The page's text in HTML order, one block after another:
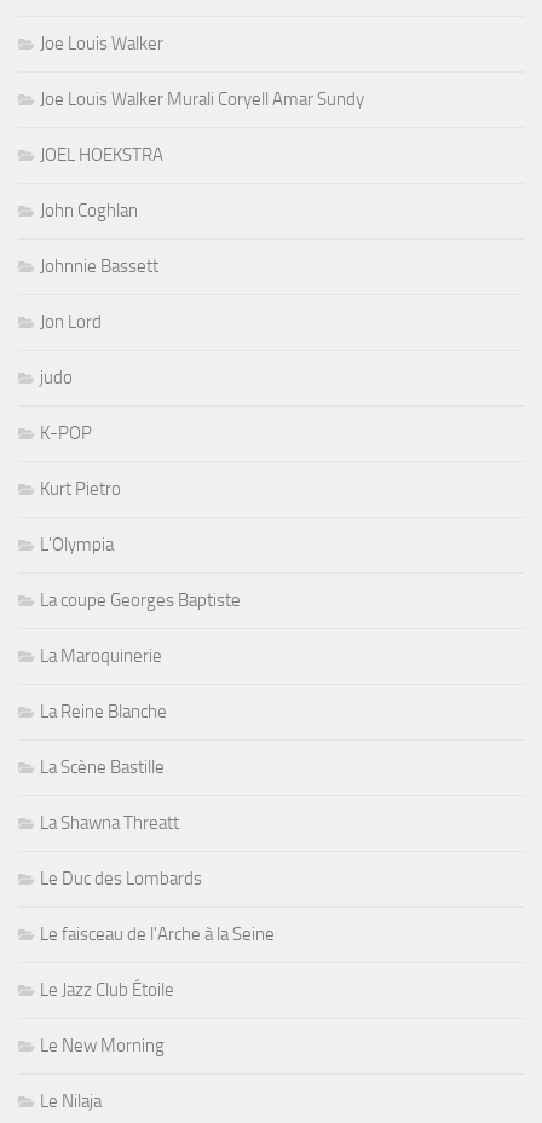
Joe Louis Walker
Joe Louis Walker Murali Coryell Amar Sundy
JOEL HOEKSTRA
John Coghlan
Johnnie Bassett
Jon Lord
judo
K-POP
Kurt Pietro
L'Olympia
La coupe Georges Baptiste
La Maroquinerie
La Reine Blanche
La Scène Bastille
La Shawna Threatt
Le Duc des Lombards
Le faisceau de l'Arche à la Seine
Le Jazz Club Étoile
Le New Morning
Le Nilaja